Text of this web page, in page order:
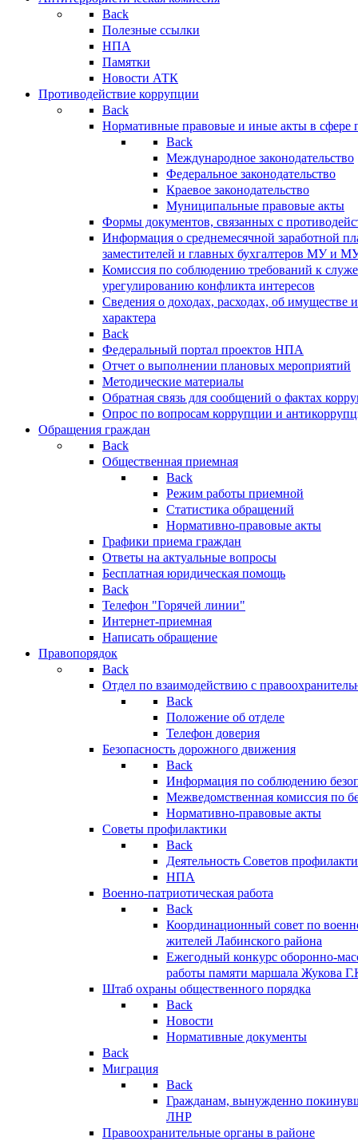
Back
Полезные ссылки
НПА
Памятки
Новости АТК
Противодействие коррупции
Back
Нормативные правовые и иные акты в сфере
Back
Международное законодательство
Федеральное законодательство
Краевое законодательство
Муниципальные правовые акты
Формы документов, связанных с
Информация о среднемесячной заработной
заместителей и главных бухгалтеров МУ и
Комиссия по соблюдению требований к
урегулированию конфликта интересов
Сведения о доходах, расходах, об имуществе
характера
Back
Федеральный портал проектов НПА
Отчет о выполнении плановых мероприятий
Методические материалы
Обратная связь для сообщений о фактах
Опрос по вопросам коррупции и
Обращения граждан
Back
Общественная приемная
Back
Режим работы приемной
Статистика обращений
Нормативно-правовые акты
Графики приема граждан
Ответы на актуальные вопросы
Бесплатная юридическая помощь
Back
Телефон "Горячей линии"
Интернет-приемная
Написать обращение
Правопорядок
Back
Отдел по взаимодействию с
Back
Положение об отделе
Телефон доверия
Безопасность дорожного движения
Back
Информация по соблюдению
Межведомственная комиссия по
Нормативно-правовые акты
Советы профилактики
Back
Деятельность Советов
НПА
Военно-патриотическая работа
Back
Координационный совет по
жителей Лабинского района
Ежегодный конкурс оборонно-
работы памяти маршала Жукова
Штаб охраны общественного порядка
Back
Новости
Нормативные документы
Back
Миграция
Back
Гражданам, вынужденно
ЛНР
Правоохранительные органы в районе